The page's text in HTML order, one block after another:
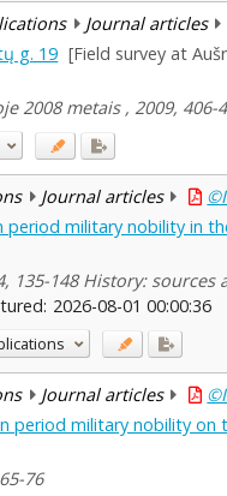
Journal articles
g. 19 [Field survey at
2008 metais , 2009, 406-
Journal articles
military nobility in
135-148 History: sources
2026-08-01 00:00:36
Journal articles
period military nobility on
76